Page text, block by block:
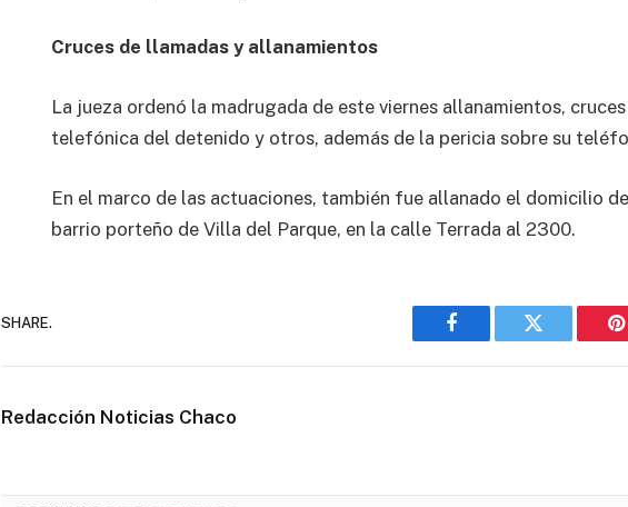
Cruces de llamadas y allanamientos
La jueza ordenó la madrugada de este viernes allanamientos,
telefónica del detenido y otros, además de la pericia sobre su
En el marco de las actuaciones, también fue allanado el domicilio
barrio porteño de Villa del Parque, en la calle Terrada al 2300.
SHARE.
Facebook Twitter
Redacción Noticias Chaco